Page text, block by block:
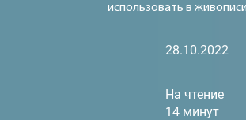
использовать в живописи
28.10.2022
На чтение
14 минут